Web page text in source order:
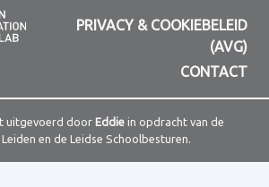
PRIVACY & COOKIEBELEID
(AVG)
CONTACT
uitgevoerd door Eddiein opdracht van de
en de Leidse Schoolbesturen.